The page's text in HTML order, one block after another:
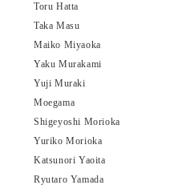
Toru Hatta
Taka Masu
Maiko Miyaoka
Yaku Murakami
Yuji Muraki
Moegama
Shigeyoshi Morioka
Yuriko Morioka
Katsunori Yaoita
Ryutaro Yamada